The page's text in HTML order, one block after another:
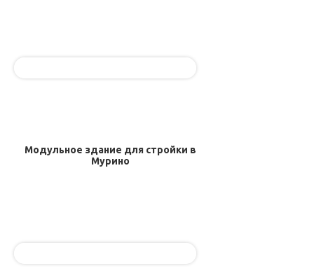
Модульное здание для стройки в
Мурино